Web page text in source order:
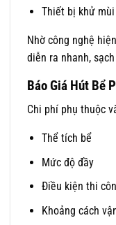
Thiết bị khử
Nhờ công nghệ
diễn ra nhanh,
Báo Giá Hút Bể
Chi phí phụ thuộc
Thể tích bể
Mức độ đầy
Điều kiện thi
Khoảng cách